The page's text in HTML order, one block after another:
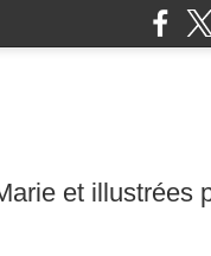
et illustrées